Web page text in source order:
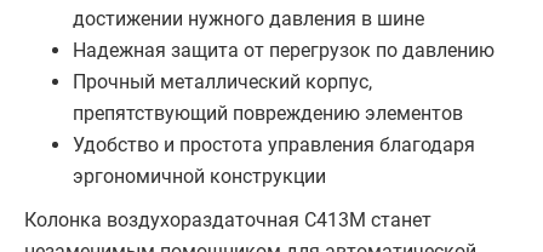
достижении нужного давления в шине
Надежная защита от перегрузок по давлению
Прочный металлический корпус,
препятствующий повреждению элементов
Удобство и простота управления благодаря
эргономичной конструкции
Колонка воздухораздаточная С413М станет